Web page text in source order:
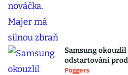
Samsung
odstartování
Poggers